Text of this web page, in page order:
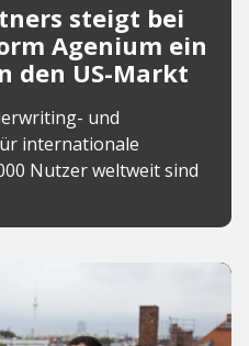
steigt bei
Agenium ein
den US-Markt
und
internationale
Nutzer weltweit sind